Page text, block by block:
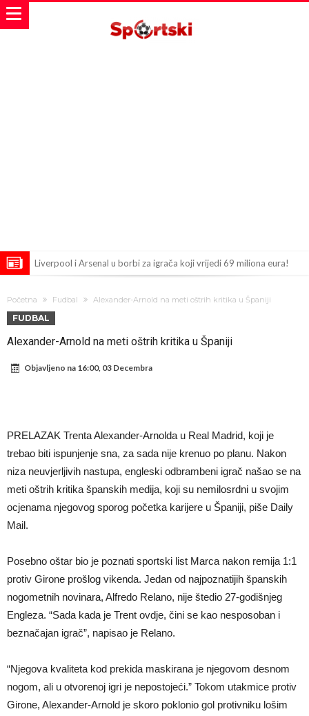
Liverpool i Arsenal u borbi za igrača koji vrijedi 69 miliona eura!
napokon poznat
Engleski reprezentativac optužen za napad u noćnom klubu
Suđenje o smrti Maradone: Noge su mu bile natečene, nije se htio
Samo dva fudbalska velikana uspjela su ostvariti “nemoguće”! Jedan
od njih je Messi, znate li ko je drugi?
Прijelom u transferu Romera? Inter nema dovoljno sredstava,
Atletico prati situaciju.
Početna Fudbal Alexander-Arnold na meti oštrih kritika u Španiji
FUDBAL
Alexander-Arnold na meti oštrih kritika u Španiji
Objavljeno na 16:00, 03 Decembra
PRELAZAK Trenta Alexander-Arnolda u Real Madrid, koji je
trebao biti ispunjenje sna, za sada nije krenuo po planu. Nakon
niza neuvjerljivih nastupa, engleski odbrambeni igrač našao se na
meti oštrih kritika španskih medija, koji su nemilosrdni u svojim
ocjenama njegovog sporog početka karijere u Španiji, piše Daily
Mail.
Posebno oštar bio je poznati sportski list Marca nakon remija 1:1
protiv Girone prošlog vikenda. Jedan od najpoznatijih španskih
nogometnih novinara, Alfredo Relano, nije štedio 27-godišnjeg
Engleza. “Sada kada je Trent ovdje, čini se kao nesposoban i
beznačajan igrač”, napisao je Relano.
“Njegova kvaliteta kod prekida maskirana je njegovom desnom
nogom, ali u otvorenoj igri je nepostojeći.” Tokom utakmice protiv
Girone, Alexander-Arnold je skoro poklonio gol protivniku lošim